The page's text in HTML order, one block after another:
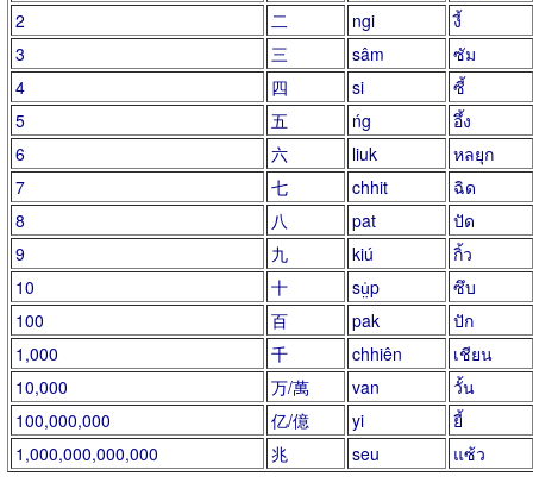
2
二 ngi
งี้
3
三 sâm
ซัม
4
四 si
ซี้
5
五 ńg
อึ้ง
6
六 liuk
หลยุก
7
七 chhit
ฉิด
8
八 pat
ปัด
9
九 kiú
กิ้ว
10
十 sṳ̍p
ซึบ
100
百 pak
ปัก
1,000
千 chhiên
เชียน
10,000
万/萬 van
วั้น
100,000,000
亿/億 yi
ยี้
1,000,000,000,000
兆 seu แซ้ว